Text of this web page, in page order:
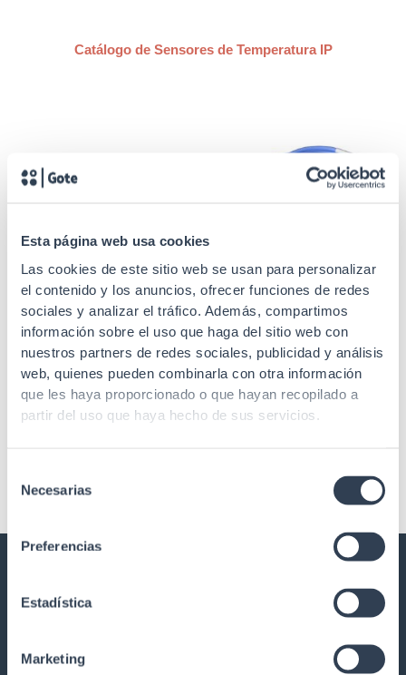
Esta página web usa cookies
Las cookies de este sitio web se usan para personalizar
el contenido y los anuncios, ofrecer funciones de redes
sociales y analizar el tráfico. Además, compartimos
información sobre el uso que haga del sitio web con
nuestros partners de redes sociales, publicidad y análisis
web, quienes pueden combinarla con otra información
que les haya proporcionado o que hayan recopilado a
partir del uso que haya hecho de sus servicios.
Necesarias
Preferencias
Estadística
Marketing
Catálogo de Sensores de Temperatura IP
SKU: 31TMH2E
Dispositivos electrónicos
Sensor de temperatura IP,
humedad y unto de rocío
SKU: 31TME
Dispositivos electrónicos
Sensor de temperatura IP
GTLAN SOLUCIONES EN
TELECOMUNICACIONES
Calidad